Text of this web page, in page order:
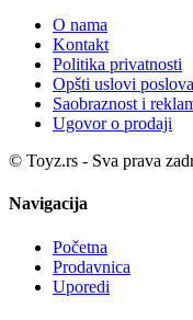
O nama
Kontakt
Politika privatnosti
Opšti uslovi
Saobraznost i
Ugovor o prodaji
© Toyz.rs - Sva prava
Navigacija
Početna
Prodavnica
Uporedi